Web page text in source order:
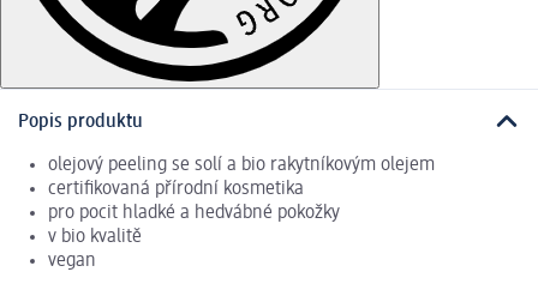
Popis produktu
olejový peeling se solí a bio rakytníkovým olejem
certifikovaná přírodní kosmetika
pro pocit hladké a hedvábné pokožky
v bio kvalitě
vegan